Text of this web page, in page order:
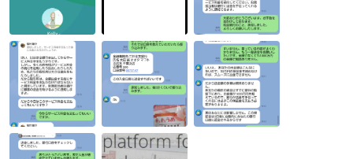
saya pikir itu aneh, dan saya pikir mereka menggunakan berbag
ai alasan untuk mencegah saya menarik uang. Saya tidak dapat
menarik uang dan saya sangat menderita, jadi saya mengumum
kannya. Jumlah kerusakan (dana saldo akun): 113.301.63 USD (j
umlah total yang ditransfer ke akun Jepang: 700.000 yen)